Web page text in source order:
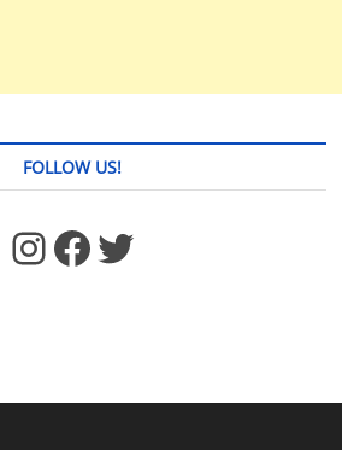
FOLLOW US!
https://www.facebook.com/jstages/ Facebook Twitter